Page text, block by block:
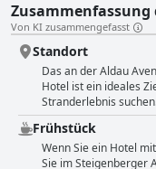
und für Ausflüge können
atemberaubenden
des Roten Meeres und die
eine wunderschöne Kulisse zum
eine Reihe von Aktivitäten
Beachvolleyball, Tennis
Vielzahl von
genießen. Das luxuriöse
für diejenigen, die sich
seinem unvergleichlichen
Von KI zusammengefasst
Standort
Das an der Aldau
Hotel ist ein ideales
Stranderlebnis
Gärten und dem
am Roten Meer bietet
zum Entspannen und
Strandbereich. Die
Frühstück
Wenn Sie ein Hotel
Sie im Steigenberger